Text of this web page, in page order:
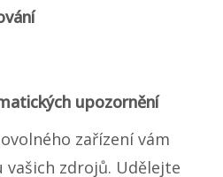
upozornění
zařízení vám
zdrojů. Udělejte